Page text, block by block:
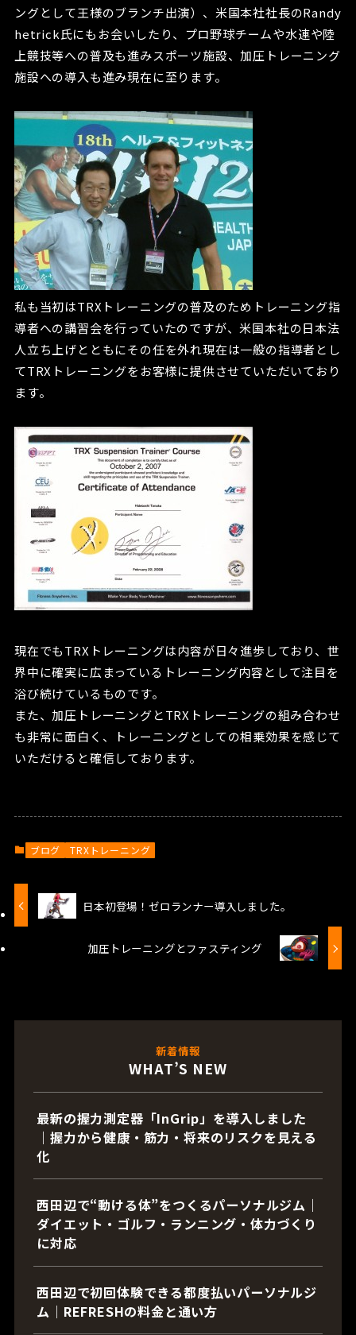
ングとして王様のブランチ出演）、米国本社社長のRandy
hetrick氏にもお会いしたり、プロ野球チームや水連や陸
上競技等への普及も進みスポーツ施設、加圧トレーニング
施設への導入も進み現在に至ります。
私も当初はTRXトレーニングの普及のためトレーニング指
導者への講習会を行っていたのですが、米国本社の日本法
人立ち上げとともにその任を外れ現在は一般の指導者とし
てTRXトレーニングをお客様に提供させていただいており
ます。
現在でもTRXトレーニングは内容が日々進歩しており、世
界中に確実に広まっているトレーニング内容として注目を
浴び続けているものです。
また、加圧トレーニングとTRXトレーニングの組み合わせ
も非常に面白く、トレーニングとしての相乗効果を感じて
いただけると確信しております。
ブログ TRXトレーニング
日本初登場！ゼロランナー導入しました。
加圧トレーニングとファスティング
新着情報
WHAT’S NEW
最新の握力測定器「InGrip」を導入しました
｜握力から健康・筋力・将来のリスクを見える
化
西田辺で“動ける体”をつくるパーソナルジム｜
ダイエット・ゴルフ・ランニング・体力づくり
に対応
西田辺で初回体験できる都度払いパーソナルジ
ム｜REFRESHの料金と通い方